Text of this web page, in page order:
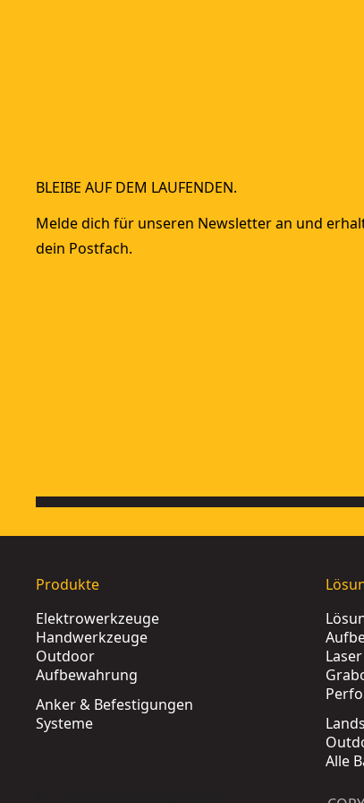
BLEIBE AUF DEM LAUFENDEN.
Melde dich für unseren Newsletter an und
dein Postfach.
Produkte
Elektrowerkzeuge
Handwerkzeuge
Outdoor
Aufbewahrung
Anker & Befestigungen
Systeme
Alle